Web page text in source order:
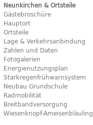
Neunkirchen & Ortsteile
Gästebroschüre
Hauptort
Ortsteile
Lage & Verkehrsanbindung
Zahlen und Daten
Fotogalerien
Energienutzungsplan
Starkregenfrühwarnsystem
Neubau Grundschule
Radmobilität
Breitbandversorgung
Wiesenknopf-Ameisenbläuling